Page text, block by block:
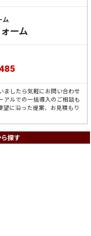
ム
ーム
ましたら気軽にお問い合わせ
アルでの一括導入のご相談も
に沿った提案、お見積もり
探す